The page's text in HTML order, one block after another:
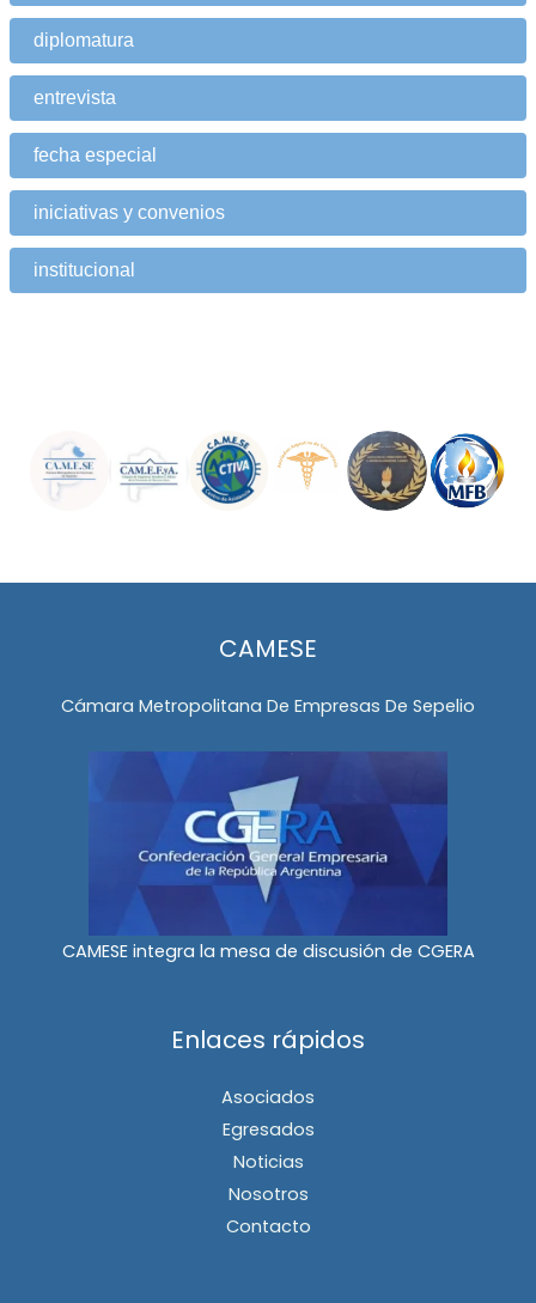
diplomatura
entrevista
fecha especial
iniciativas y convenios
institucional
CAMESE
Cámara Metropolitana De Empresas De Sepelio
CAMESE integra la mesa de discusión de CGERA
Enlaces rápidos
Asociados
Egresados
Noticias
Nosotros
Contacto